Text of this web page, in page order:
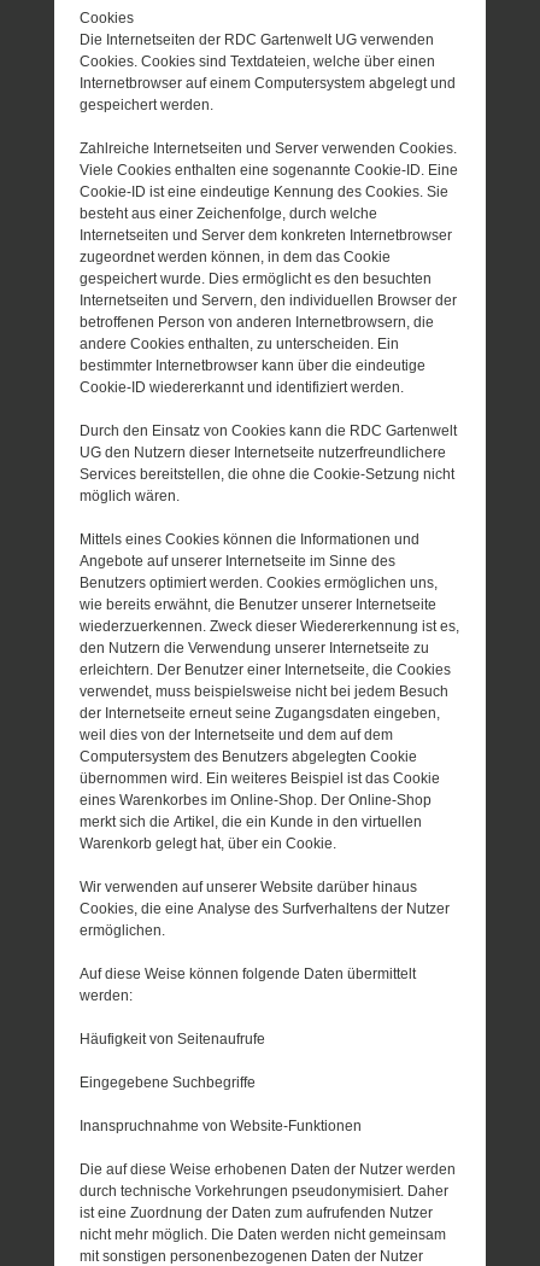
Cookies
Die Internetseiten der RDC Gartenwelt UG verwenden
Cookies. Cookies sind Textdateien, welche über einen
Internetbrowser auf einem Computersystem abgelegt und
gespeichert werden.
Zahlreiche Internetseiten und Server verwenden Cookies.
Viele Cookies enthalten eine sogenannte Cookie-ID. Eine
Cookie-ID ist eine eindeutige Kennung des Cookies. Sie
besteht aus einer Zeichenfolge, durch welche
Internetseiten und Server dem konkreten Internetbrowser
zugeordnet werden können, in dem das Cookie
gespeichert wurde. Dies ermöglicht es den besuchten
Internetseiten und Servern, den individuellen Browser der
betroffenen Person von anderen Internetbrowsern, die
andere Cookies enthalten, zu unterscheiden. Ein
bestimmter Internetbrowser kann über die eindeutige
Cookie-ID wiedererkannt und identifiziert werden.
Durch den Einsatz von Cookies kann die RDC Gartenwelt
UG den Nutzern dieser Internetseite nutzerfreundlichere
Services bereitstellen, die ohne die Cookie-Setzung nicht
möglich wären.
Mittels eines Cookies können die Informationen und
Angebote auf unserer Internetseite im Sinne des
Benutzers optimiert werden. Cookies ermöglichen uns,
wie bereits erwähnt, die Benutzer unserer Internetseite
wiederzuerkennen. Zweck dieser Wiedererkennung ist es,
den Nutzern die Verwendung unserer Internetseite zu
erleichtern. Der Benutzer einer Internetseite, die Cookies
verwendet, muss beispielsweise nicht bei jedem Besuch
der Internetseite erneut seine Zugangsdaten eingeben,
weil dies von der Internetseite und dem auf dem
Computersystem des Benutzers abgelegten Cookie
übernommen wird. Ein weiteres Beispiel ist das Cookie
eines Warenkorbes im Online-Shop. Der Online-Shop
merkt sich die Artikel, die ein Kunde in den virtuellen
Warenkorb gelegt hat, über ein Cookie.
Wir verwenden auf unserer Website darüber hinaus
Cookies, die eine Analyse des Surfverhaltens der Nutzer
ermöglichen.
Auf diese Weise können folgende Daten übermittelt
werden:
Häufigkeit von Seitenaufrufe
Eingegebene Suchbegriffe
Inanspruchnahme von Website-Funktionen
Die auf diese Weise erhobenen Daten der Nutzer werden
durch technische Vorkehrungen pseudonymisiert. Daher
ist eine Zuordnung der Daten zum aufrufenden Nutzer
nicht mehr möglich. Die Daten werden nicht gemeinsam
mit sonstigen personenbezogenen Daten der Nutzer